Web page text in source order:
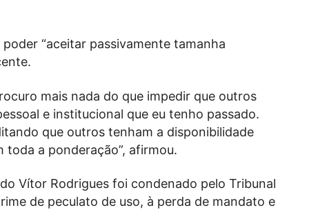
“aceitar passivamente tamanha
mais nada do que impedir que outros
e institucional que eu tenho passado.
que outros tenham a disponibilidade
a ponderação”, afirmou.
Vítor Rodrigues foi condenado pelo Tribunal
de peculato de uso, à perda de mandato e